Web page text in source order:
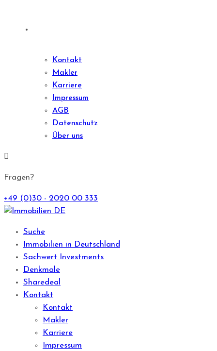
Kontakt
Makler
Karriere
Impressum
AGB
Datenschutz
Über uns
Fragen?
+49 (0)30 - 2020 00 333
Suche
Immobilien in Deutschland
Sachwert Investments
Denkmale
Sharedeal
Kontakt
Kontakt
Makler
Karriere
Impressum